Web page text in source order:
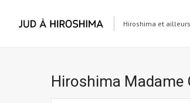
Hiroshima et
Hiroshima Madame